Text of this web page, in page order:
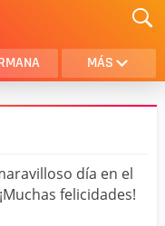
MÁS
AMOR
HIJAdía en el
felicidades!